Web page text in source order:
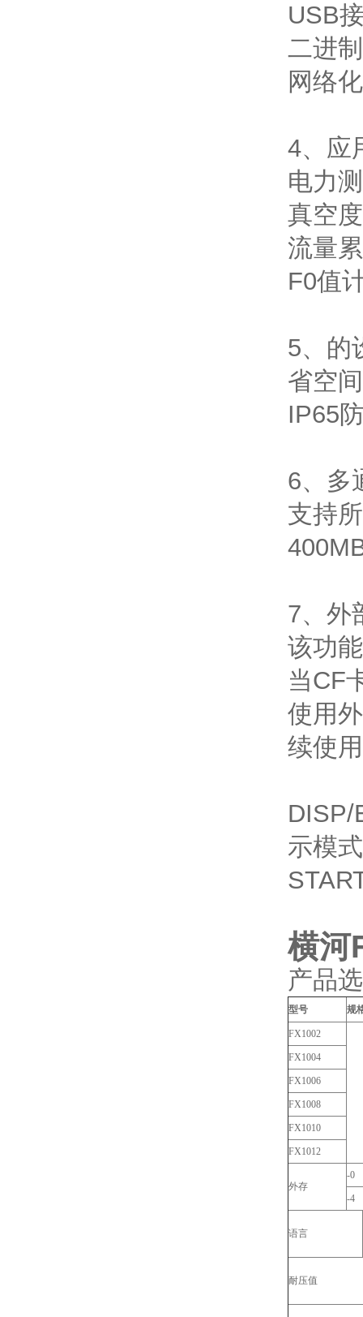
USB
二进
网络
4、应
电力
真空
流量
F0值
5、的
省空
IP65
6、多
支持
7、外
该功
当CF
使用
续使
DISP/
示模
横河
产品
型号 规
FX1002
FX1004
FX1006
FX1008
FX1010
FX1012
外存
-0
-4
语言
耐压值